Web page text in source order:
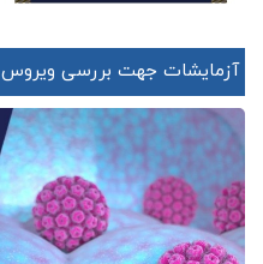
آزمایشات جهت بررسی ویروس HPV کدام است؟